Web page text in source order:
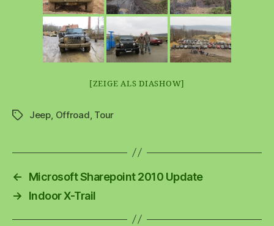
[ZEIGE ALS DIASHOW]
Schlagwörter
Jeep Offroad Tour
←
Microsoft Sharepoint 2010 Update
→
Indoor X-Trail